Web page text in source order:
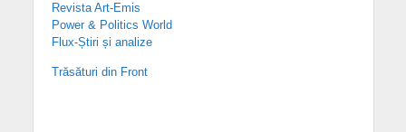
Revista Art-Emis
Power & Politics World
Flux-Știri și analize
Trăsături din Front